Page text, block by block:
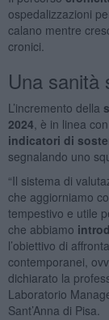
ospedalizzazioni
calano mentre
cronici.
Una sanità
L’incremento della
2024, è in linea
indicatori di
segnalando uno
“Il sistema di
che aggiorniamo
tempestivo e utile
che abbiamo
l’obiettivo di
contemporanei,
dichiarato la
Laboratorio
Sant’Anna di Pisa.